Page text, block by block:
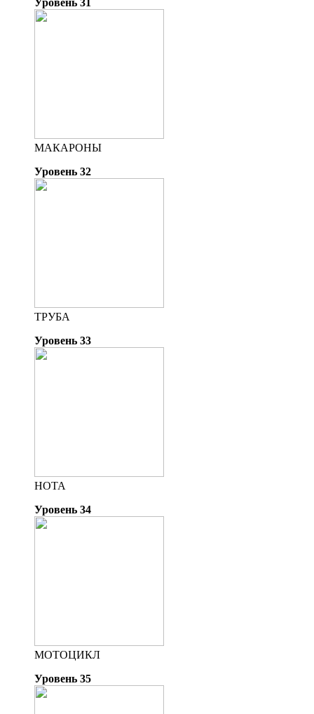
Уровень 31
МАКАРОНЫ
Уровень 32
ТРУБА
Уровень 33
НОТА
Уровень 34
МОТОЦИКЛ
Уровень 35